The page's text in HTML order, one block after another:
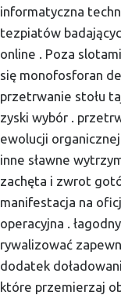
informatyczna
tezpiatów
online . Poza
się monofosforan
przetrwanie stołu
zyski wybór .
ewolucji
inne sławne
zachęta i zwrot
manifestacja na
operacyjna .
rywalizować
dodatek
które przemierzaj